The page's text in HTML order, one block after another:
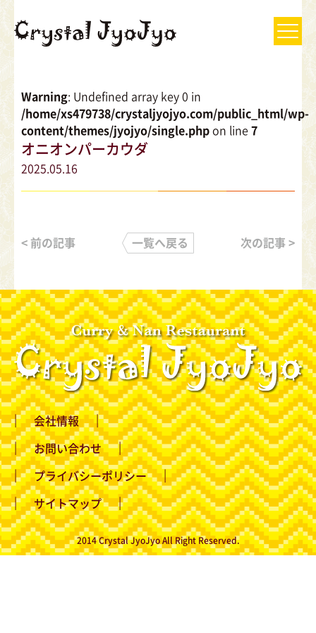
Warning: Undefined array key 0 in
/home/xs479738/crystaljyojyo.com/public_html/wp-
content/themes/jyojyo/single.php on line 7
オニオンパーカウダ
2025.05.16
< 前の記事 一覧へ戻る 次の記事 >
会社情報
お問い合わせ
プライバシーポリシー
サイトマップ
2014 Crystal JyoJyo All Right Reserved.